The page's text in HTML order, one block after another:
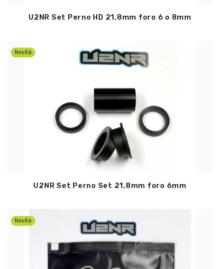
U2NR Set Perno HD 21,8mm foro 6 o 8mm
Novità
U2NR Set Perno Set 21,8mm foro 6mm
Novità